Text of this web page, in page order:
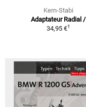
Kern-Stabi
Adaptateur Radial /
34,95 €1